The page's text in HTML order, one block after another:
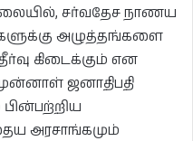
சர்வதேச நாணய
அழுத்தங்களை
கிடைக்கும் என
ஜனாதிபதி
அரசாங்கமும்